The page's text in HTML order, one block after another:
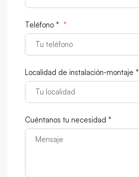
Teléfono * *
Localidad de instalación-montaje *
Cuéntanos tu necesidad *